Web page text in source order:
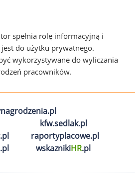
spełnia rolę informacyjną i
do użytku prywatnego.
wykorzystywane do wyliczania
pracowników.
kfw.sedlak.pl
raportyplacowe.pl
.pl wskaznikiHR.pl